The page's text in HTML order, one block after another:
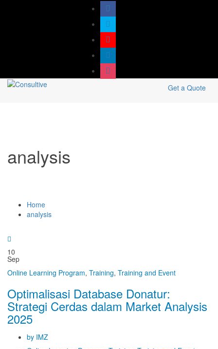
Get a Quote
analysis
Home
analysis
10
Sep
Online Learning Program, Training, Training and Event
Optimalisasi Database Donatur:
Strategi Cerdas dalam Market Analysis
2025
by IMZ